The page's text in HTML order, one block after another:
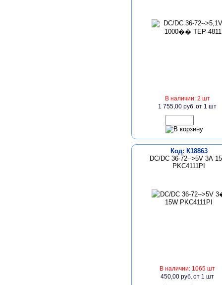
В наличии: 2 шт
1 755,00 руб.от 1 шт
Код: К18863
DC/DC 36-72-->5V 3А
PKC4111PI
В наличии: 1065 шт
450,00 руб.от 1 шт